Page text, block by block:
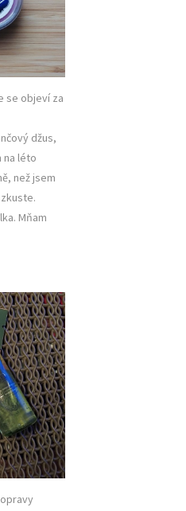
se objeví za
džus,
na léto
než jsem
Mňam